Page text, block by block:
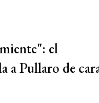
el
a Pullaro de